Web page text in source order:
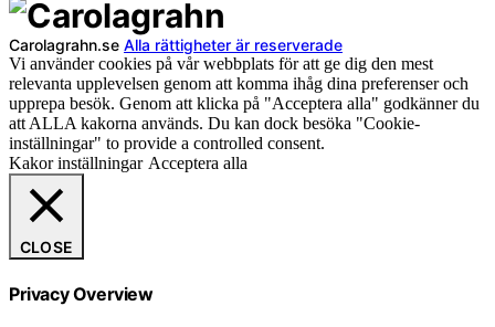
Carolagrahn.se Alla rättigheter är reserverade
Vi använder cookies på vår webbplats för att ge dig den mest
relevanta upplevelsen genom att komma ihåg dina preferenser och
upprepa besök. Genom att klicka på "Acceptera alla" godkänner du
att ALLA kakorna används. Du kan dock besöka "Cookie-
inställningar" to provide a controlled consent.
Kakor inställningar Acceptera alla
CLOSE
Privacy Overview